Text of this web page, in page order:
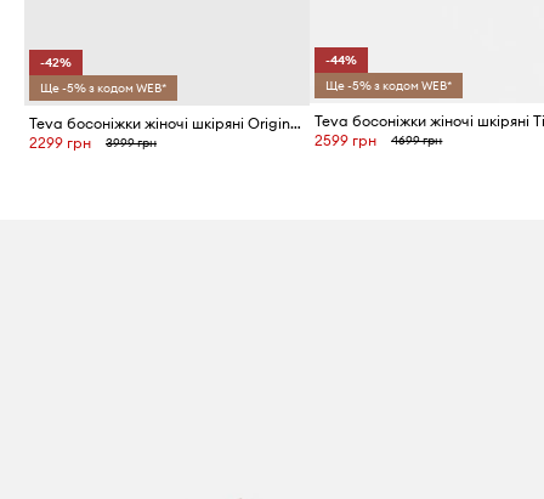
-42%
Ще -5% з кодом WEB*
Teva босоніжки жіночі шкіряні Original Universal Slim Lea
2299 грн
3999 грн
-44%
Ще -5% з кодом WEB*
2599 грн 4699 грн